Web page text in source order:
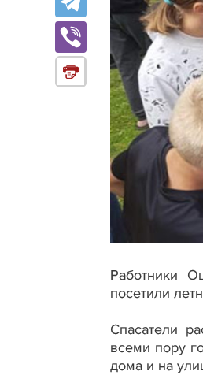
Работники
посетили
Спасатели
всеми пору
дома и на